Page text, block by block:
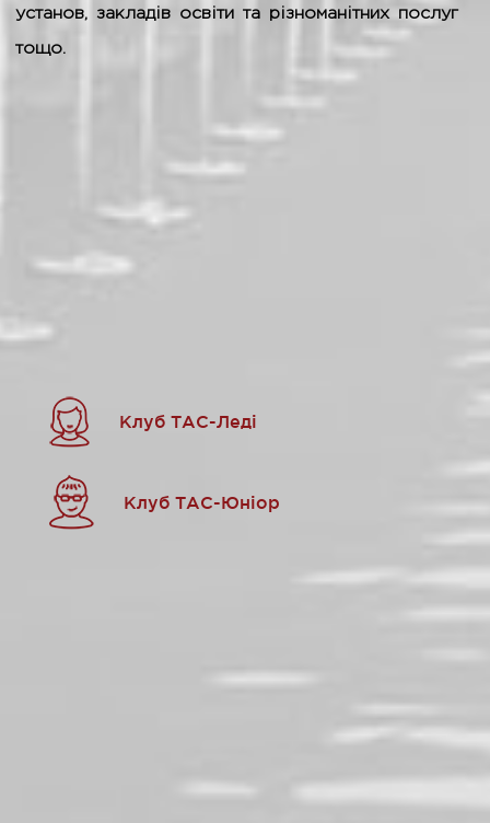
установ, закладів освіти та різноманітних послуг
тощо.
Клуб ТАС-Леді
Клуб ТАС-Юніор